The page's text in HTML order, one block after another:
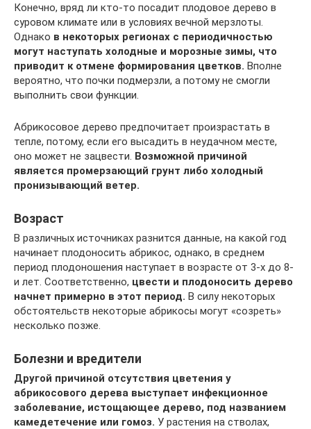
Конечно, вряд ли кто-то посадит плодовое дерево в
суровом климате или в условиях вечной мерзлоты.
Однако в некоторых регионах с периодичностью
могут наступать холодные и морозные зимы, что
приводит к отмене формирования цветков. Вполне
вероятно, что почки подмерзли, а потому не смогли
выполнить свои функции.
Абрикосовое дерево предпочитает произрастать в
тепле, потому, если его высадить в неудачном месте,
оно может не зацвести. Возможной причиной
является промерзающий грунт либо холодный
пронизывающий ветер.
Возраст
В различных источниках разнится данные, на какой год
начинает плодоносить абрикос, однако, в среднем
период плодоношения наступает в возрасте от 3-х до 8-
и лет. Соответственно, цвести и плодоносить дерево
начнет примерно в этот период. В силу некоторых
обстоятельств некоторые абрикосы могут «созреть»
несколько позже.
Болезни и вредители
Другой причиной отсутствия цветения у
абрикосового дерева выступает инфекционное
заболевание, истощающее дерево, под названием
камедетечение или гомоз. У растения на стволах,